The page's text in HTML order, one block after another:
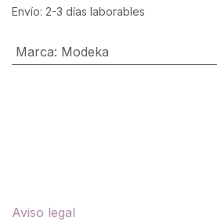
Envío: 2-3 días laborables
Marca: Modeka
Aviso legal